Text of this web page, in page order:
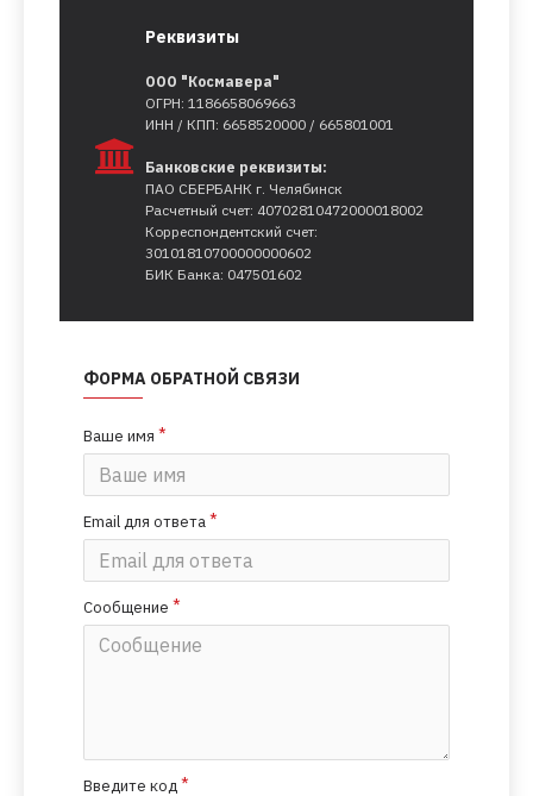
Реквизиты
ООО "Космавера"
ОГРН: 1186658069663
ИНН / КПП: 6658520000 / 665801001
Банковские реквизиты:
ПАО СБЕРБАНК г. Челябинск
Расчетный счет: 40702810472000018002
Корреспондентский счет:
30101810700000000602
БИК Банка: 047501602
ФОРМА ОБРАТНОЙ СВЯЗИ
Ваше имя
Email для ответа
Сообщение
Введите код